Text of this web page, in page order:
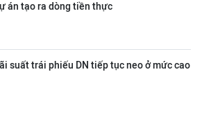
án tạo ra dòng tiền thực
suất trái phiếu DN tiếp tục neo ở mức cao